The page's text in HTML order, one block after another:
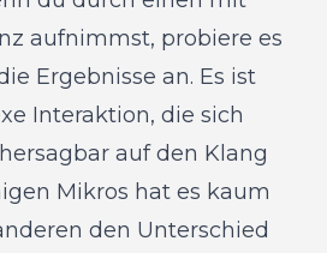
aufnimmst, probiere es
Ergebnisse an. Es ist
Interaktion, die sich
auf den Klang
Mikros hat es kaum
den Unterschied